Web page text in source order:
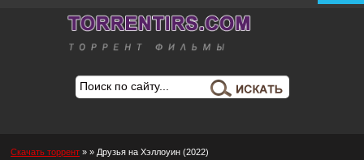
Скачать торрент » » Друзья на Хэллоуин (2022)